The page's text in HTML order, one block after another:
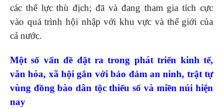
các thế lực thù địch; đã và đang tham gia tích cực
vào quá trình hội nhập với khu vực và thế giới của
cả nước.
Một số vấn đề đặt ratrong phát triển kinh tế,
văn hóa, xã hội gắn với bảo đảm an ninh, trật tự
vùng đồng bào dân tộc thiểu số và miền núi hiện
nay